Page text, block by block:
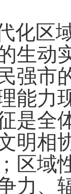
区域
生动
强市
能力
是全
明相
区域
力、